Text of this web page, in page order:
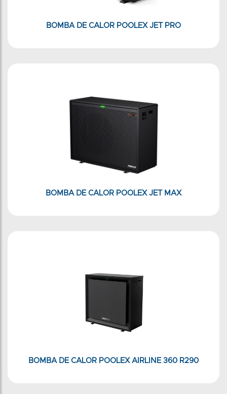
BOMBA DE CALOR POOLEX JET PRO
BOMBA DE CALOR POOLEX JET MAX
BOMBA DE CALOR POOLEX AIRLINE 360 R290